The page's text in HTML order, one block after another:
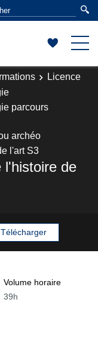
Licence
parcours
archéo
l'art S3
l'histoire de
Télécharger
Volume horaire
39h